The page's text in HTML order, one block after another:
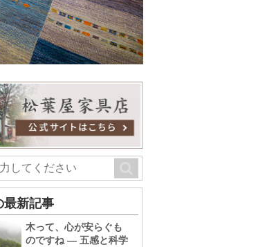
最新記事
木って、心が安らぐも
のですね ― 五感と科学